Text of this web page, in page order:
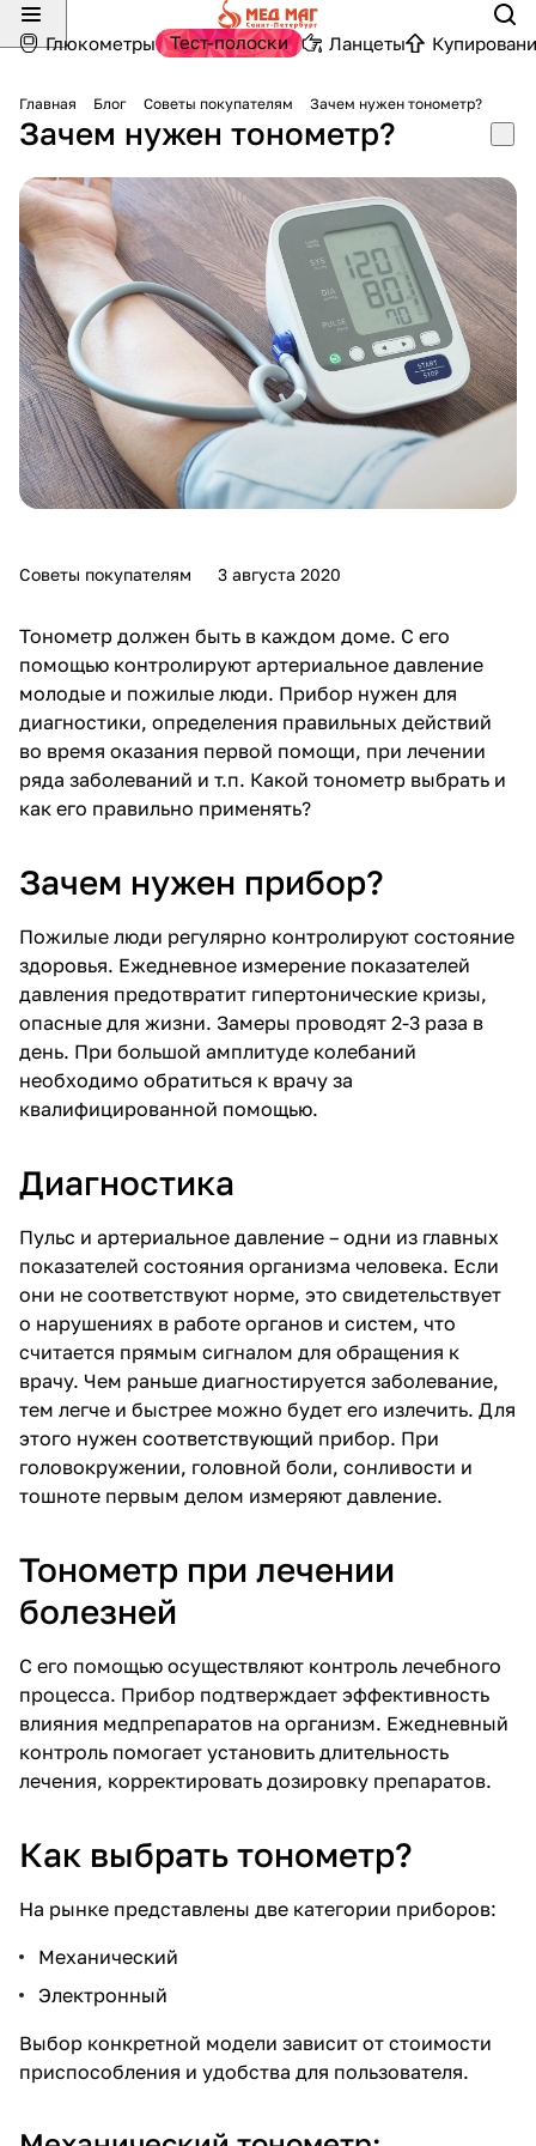
Глюкометры Тест-полоски Ланцеты
Главная Блог Советы покупателям Зачем нужен тонометр?
Зачем нужен тонометр?
Советы покупателям 3 августа 2020
Тонометр должен быть в каждом доме. С его
помощью контролируют артериальное давление
молодые и пожилые люди. Прибор нужен для
диагностики, определения правильных действий
во время оказания первой помощи, при лечении
ряда заболеваний и т.п. Какой тонометр выбрать и
как его правильно применять?
Зачем нужен прибор?
Пожилые люди регулярно контролируют состояние
здоровья. Ежедневное измерение показателей
давления предотвратит гипертонические кризы,
опасные для жизни. Замеры проводят 2-3 раза в
день. При большой амплитуде колебаний
необходимо обратиться к врачу за
квалифицированной помощью.
Диагностика
Пульс и артериальное давление – одни из главных
показателей состояния организма человека. Если
они не соответствуют норме, это свидетельствует
о нарушениях в работе органов и систем, что
считается прямым сигналом для обращения к
врачу. Чем раньше диагностируется заболевание,
тем легче и быстрее можно будет его излечить. Для
этого нужен соответствующий прибор. При
головокружении, головной боли, сонливости и
тошноте первым делом измеряют давление.
Тонометр при лечении
болезней
С его помощью осуществляют контроль лечебного
процесса. Прибор подтверждает эффективность
влияния медпрепаратов на организм. Ежедневный
контроль помогает установить длительность
лечения, корректировать дозировку препаратов.
Как выбрать тонометр?
На рынке представлены две категории приборов:
Механический
Электронный
Выбор конкретной модели зависит от стоимости
приспособления и удобства для пользователя.